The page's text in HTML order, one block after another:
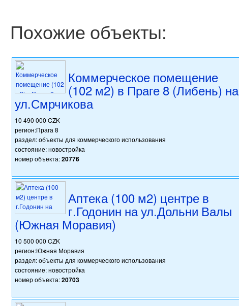
Похожие объекты:
Коммерческое помещение
(102 м2) в Праге 8 (Либень) на
ул.Смрчикова
10 490 000 CZK
регион:Прага 8
раздел: объекты для коммерческого использования
состояние: новостройка
номер объекта:20776
Аптека (100 м2) центре в
г.Годонин на ул.Дольни Валы
(Южная Моравия)
10 500 000 CZK
регион:Южная Моравия
раздел: объекты для коммерческого использования
состояние: новостройка
номер объекта:20703